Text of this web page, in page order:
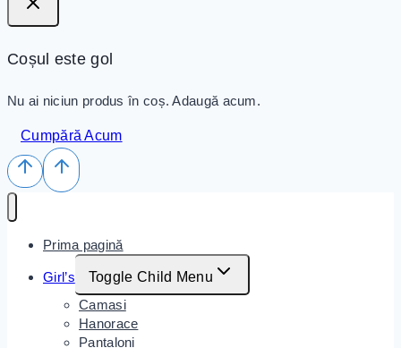
Coșul este gol
Nu ai niciun produs în coș. Adaugă acum.
Cumpără Acum
Prima pagină
Girl’s
Toggle Child Menu
Camasi
Hanorace
Pantaloni